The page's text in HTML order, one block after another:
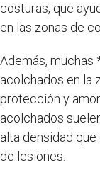
costuras, que
en las zonas de
Además,
acolchados en la
protección y
acolchados
alta densidad
de lesiones.